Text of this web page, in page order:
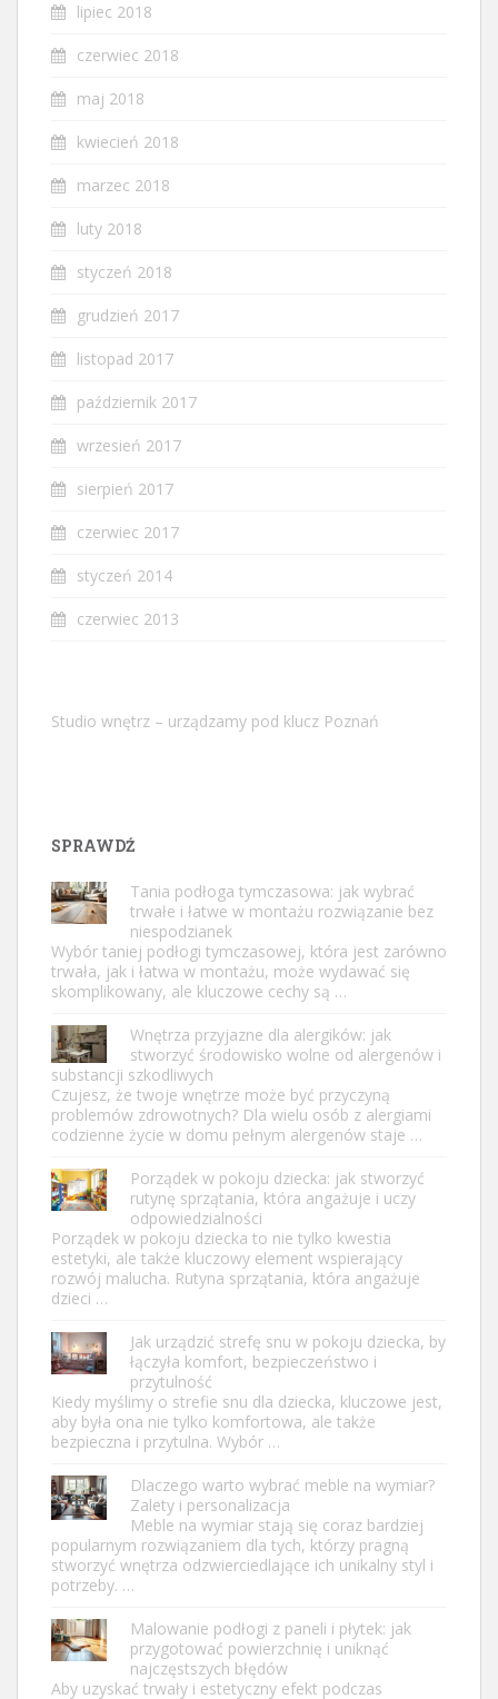
lipiec 2018
czerwiec 2018
maj 2018
kwiecień 2018
marzec 2018
luty 2018
styczeń 2018
grudzień 2017
listopad 2017
październik 2017
wrzesień 2017
sierpień 2017
czerwiec 2017
styczeń 2014
czerwiec 2013
Studio wnętrz – urządzamy pod klucz Poznań
SPRAWDŹ
Tania podłoga tymczasowa: jak wybrać
trwałe i łatwe w montażu rozwiązanie bez
niespodzianek
Wybór taniej podłogi tymczasowej, która jest zarówno
trwała, jak i łatwa w montażu, może wydawać się
skomplikowany, ale kluczowe cechy są …
Wnętrza przyjazne dla alergików: jak
stworzyć środowisko wolne od alergenów i
substancji szkodliwych
Czujesz, że twoje wnętrze może być przyczyną
problemów zdrowotnych? Dla wielu osób z alergiami
codzienne życie w domu pełnym alergenów staje …
Porządek w pokoju dziecka: jak stworzyć
rutynę sprzątania, która angażuje i uczy
odpowiedzialności
Porządek w pokoju dziecka to nie tylko kwestia
estetyki, ale także kluczowy element wspierający
rozwój malucha. Rutyna sprzątania, która angażuje
dzieci …
Jak urządzić strefę snu w pokoju dziecka, by
łączyła komfort, bezpieczeństwo i
przytulność
Kiedy myślimy o strefie snu dla dziecka, kluczowe jest,
aby była ona nie tylko komfortowa, ale także
bezpieczna i przytulna. Wybór …
Dlaczego warto wybrać meble na wymiar?
Zalety i personalizacja
Meble na wymiar stają się coraz bardziej
popularnym rozwiązaniem dla tych, którzy pragną
stworzyć wnętrza odzwierciedlające ich unikalny styl i
potrzeby. …
Malowanie podłogi z paneli i płytek: jak
przygotować powierzchnię i uniknąć
najczęstszych błędów
Aby uzyskać trwały i estetyczny efekt podczas